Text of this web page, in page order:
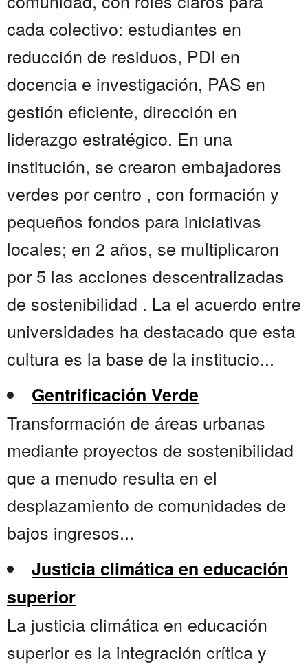
cada colectivo: estudiantes en
reducción de residuos, PDI en
docencia e investigación, PAS en
gestión eficiente, dirección en
liderazgo estratégico. En una
institución, se crearon embajadores
verdes por centro , con formación y
pequeños fondos para iniciativas
locales; en 2 años, se multiplicaron
por 5 las acciones descentralizadas
de sostenibilidad . La el acuerdo entre
universidades ha destacado que esta
cultura es la base de la institucio...
Gentrificación Verde
Transformación de áreas urbanas
mediante proyectos de sostenibilidad
que a menudo resulta en el
desplazamiento de comunidades de
bajos ingresos...
Justicia climática en educación
superior
La justicia climática en educación
superior es la integración crítica y